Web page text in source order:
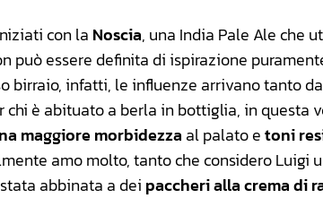
con la Noscia, una India Pale Ale che
può essere definita di ispirazione
birraio, infatti, le influenze arrivano tanto
chi è abituato a berla in bottiglia, in questa
maggiore morbidezza al palato etoni
amo molto, tanto che considero
abbinata a dei paccheri alla crema di